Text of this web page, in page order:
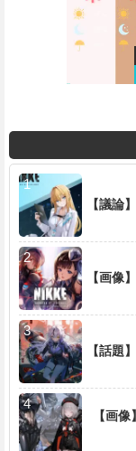
e
【議論
【画像
【話題
【画